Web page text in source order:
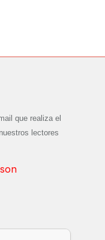
que realiza el
lectores